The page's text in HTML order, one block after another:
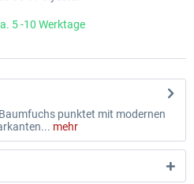
5 -10 Werktage
punktet mit modernen
mehr